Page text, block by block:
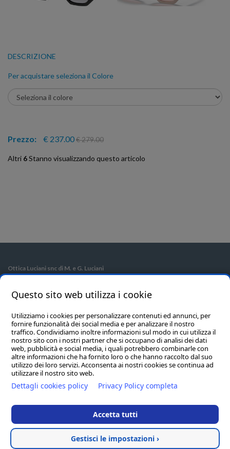
DESCRIZIONE
Per acquistare seleziona il Colore
Prezzo: € 237.00€ 279.00
Altri 6Stanno visualizzando questo articolo
Ottica Luciani snc di M. e G. Luciani
Piazza Vittorio Emanuele, 51 Campobasso - Tel0874/415249
Hosted & created byClion S.p.A.
OTTICA LUCIANI
Home
Azienda
Servizi
Outlet
SHOP
Condizioni
I miei acquisti
Cookie Policy
Questo sito web utilizza i cookie
Utilizziamo i cookies per personalizzare contenuti ed annunci, per
fornire funzionalità dei social media e per analizzare il nostro
traffico. Condividiamo inoltre informazioni sul modo in cui utilizza il
nostro sito con i nostri partner che si occupano di analisi dei dati
web, pubblicità e social media, i quali potrebbero combinarle con
altre informazioni che ha fornito loro o che hanno raccolto dal suo
utilizzo dei loro servizi. Acconsenta ai nostri cookies se continua ad
utilizzare il nostro sito web.
Dettagli cookies policy Privacy Policy completa
Accetta tutti
Gestisci le impostazioni ›